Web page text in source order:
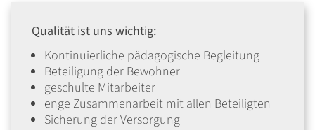
Qualität ist uns wichtig:
Kontinuierliche pädagogische Begleitung
Beteiligung der Bewohner
geschulte Mitarbeiter
enge Zusammenarbeit mit allen Beteiligten
Sicherung der Versorgung